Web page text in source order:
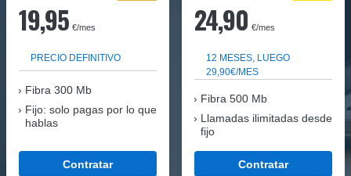
19,95 €/mes
PRECIO DEFINITIVO
Fibra 300 Mb
Fijo: solo pagas por lo que
hablas
Contratar
24,90 €/mes
12 MESES, LUEGO
29,90€/MES
Fibra 500 Mb
Llamadas ilimitadas desde
fijo
Contratar